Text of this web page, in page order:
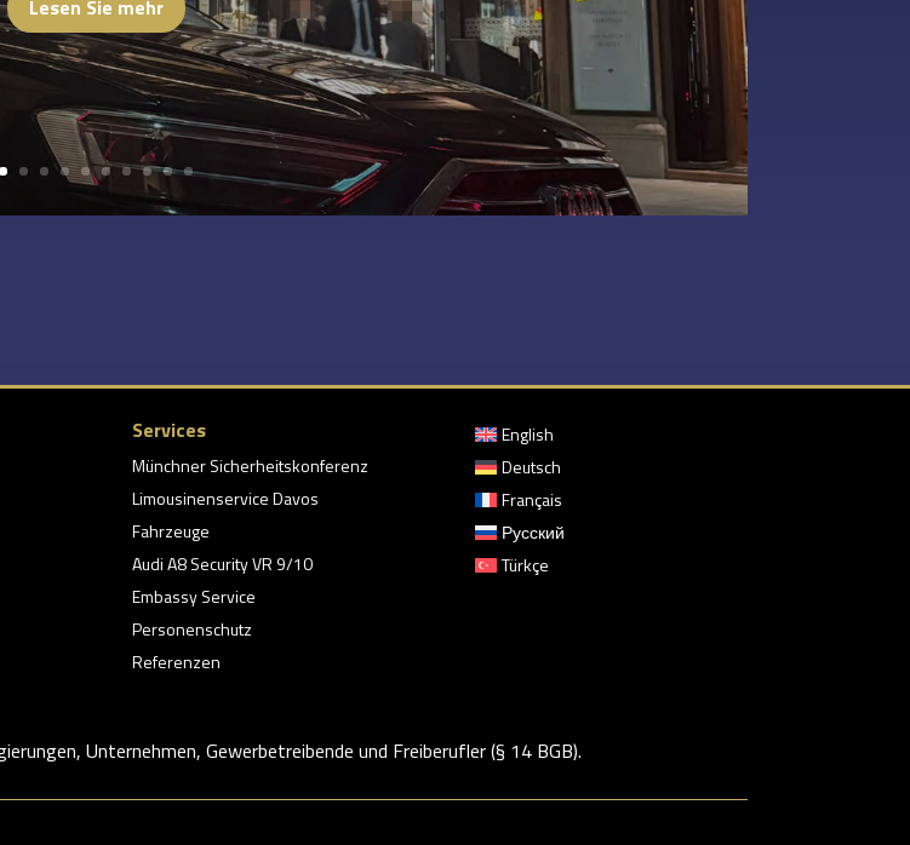
Lesen Sie mehr
Services
Münchner Sicherheitskonferenz
Limousinenservice Davos
Fahrzeuge
Audi A8 Security VR 9/10
Embassy Service
Personenschutz
Referenzen
English
Deutsch
Français
Русский
Türkçe
Unternehmen, Gewerbetreibende und Freiberufler (§ 14 BGB).